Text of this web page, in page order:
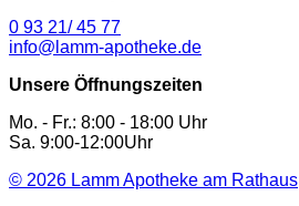
0 93 21/ 45 77
info@lamm-apotheke.de
Unsere Öffnungszeiten
Mo. - Fr.: 8:00 - 18:00 Uhr
Sa. 9:00-12:00Uhr
© 2026 Lamm Apotheke am Rathaus